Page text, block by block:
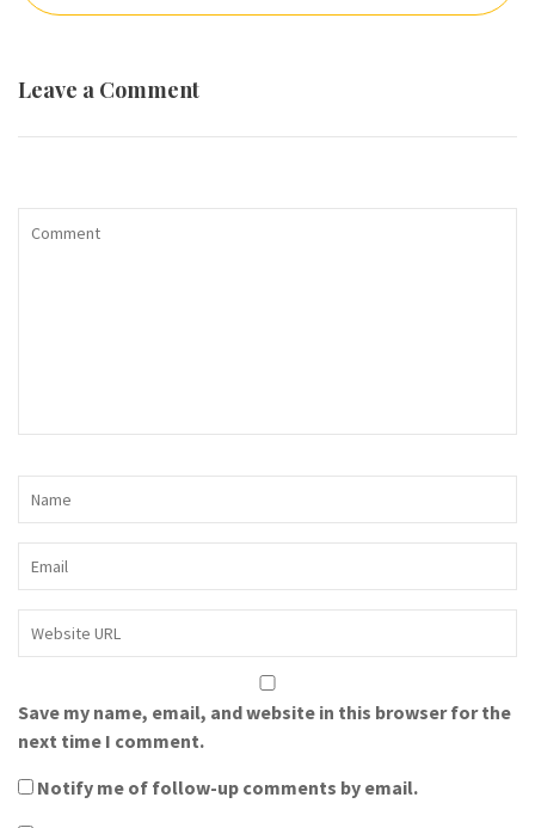
Leave a Comment
Save my name, email, and website in this browser for the
next time I comment.
Notify me of follow-up comments by email.